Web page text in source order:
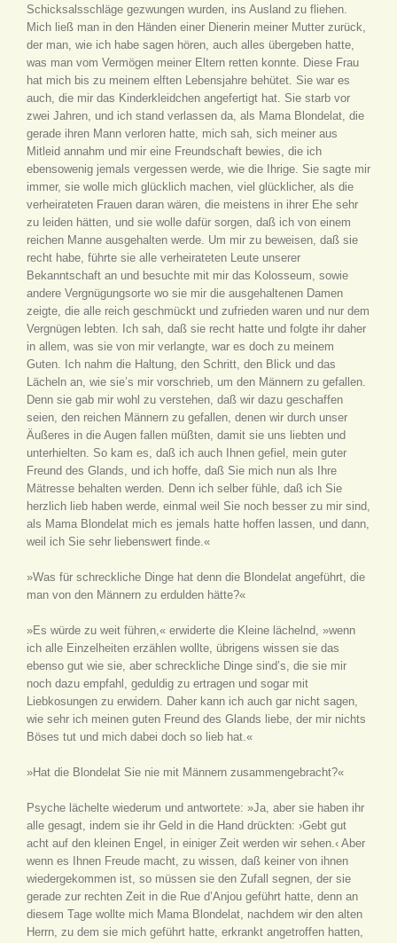
Schicksalsschläge gezwungen wurden, ins Ausland zu fliehen.
Mich ließ man in den Händen einer Dienerin meiner Mutter zurück,
der man, wie ich habe sagen hören, auch alles übergeben hatte,
was man vom Vermögen meiner Eltern retten konnte. Diese Frau
hat mich bis zu meinem elften Lebensjahre behütet. Sie war es
auch, die mir das Kinderkleidchen angefertigt hat. Sie starb vor
zwei Jahren, und ich stand verlassen da, als Mama Blondelat, die
gerade ihren Mann verloren hatte, mich sah, sich meiner aus
Mitleid annahm und mir eine Freundschaft bewies, die ich
ebensowenig jemals vergessen werde, wie die Ihrige. Sie sagte mir
immer, sie wolle mich glücklich machen, viel glücklicher, als die
verheirateten Frauen daran wären, die meistens in ihrer Ehe sehr
zu leiden hätten, und sie wolle dafür sorgen, daß ich von einem
reichen Manne ausgehalten werde. Um mir zu beweisen, daß sie
recht habe, führte sie alle verheirateten Leute unserer
Bekanntschaft an und besuchte mit mir das Kolosseum, sowie
andere Vergnügungsorte wo sie mir die ausgehaltenen Damen
zeigte, die alle reich geschmückt und zufrieden waren und nur dem
Vergnügen lebten. Ich sah, daß sie recht hatte und folgte ihr daher
in allem, was sie von mir verlangte, war es doch zu meinem
Guten. Ich nahm die Haltung, den Schritt, den Blick und das
Lächeln an, wie sie’s mir vorschrieb, um den Männern zu gefallen.
Denn sie gab mir wohl zu verstehen, daß wir dazu geschaffen
seien, den reichen Männern zu gefallen, denen wir durch unser
Äußeres in die Augen fallen müßten, damit sie uns liebten und
unterhielten. So kam es, daß ich auch Ihnen gefiel, mein guter
Freund des Glands, und ich hoffe, daß Sie mich nun als Ihre
Mätresse behalten werden. Denn ich selber fühle, daß ich Sie
herzlich lieb haben werde, einmal weil Sie noch besser zu mir sind,
als Mama Blondelat mich es jemals hatte hoffen lassen, und dann,
weil ich Sie sehr liebenswert finde.«
»Was für schreckliche Dinge hat denn die Blondelat angeführt, die
man von den Männern zu erdulden hätte?«
»Es würde zu weit führen,« erwiderte die Kleine lächelnd, »wenn
ich alle Einzelheiten erzählen wollte, übrigens wissen sie das
ebenso gut wie sie, aber schreckliche Dinge sind’s, die sie mir
noch dazu empfahl, geduldig zu ertragen und sogar mit
Liebkosungen zu erwidern. Daher kann ich auch gar nicht sagen,
wie sehr ich meinen guten Freund des Glands liebe, der mir nichts
Böses tut und mich dabei doch so lieb hat.«
»Hat die Blondelat Sie nie mit Männern zusammengebracht?«
Psyche lächelte wiederum und antwortete: »Ja, aber sie haben ihr
alle gesagt, indem sie ihr Geld in die Hand drückten: ›Gebt gut
acht auf den kleinen Engel, in einiger Zeit werden wir sehen.‹ Aber
wenn es Ihnen Freude macht, zu wissen, daß keiner von ihnen
wiedergekommen ist, so müssen sie den Zufall segnen, der sie
gerade zur rechten Zeit in die Rue d’Anjou geführt hatte, denn an
diesem Tage wollte mich Mama Blondelat, nachdem wir den alten
Herrn, zu dem sie mich geführt hatte, erkrankt angetroffen hatten,